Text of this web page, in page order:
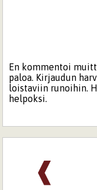
En kommentoi
paloa. Kirjaudun
loistaviin runoihin.
helpoksi.
❰